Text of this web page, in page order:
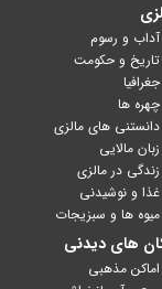
آداب و رسوم
تاریخ و حکومت
جغرافیا
چهره ها
دانستنی های مالزی
زبان مالایی
زندگی در مالزی
غذا و نوشیدنی
میوه ها و سبزیجات
های دیدنی
اماکن مذهبی